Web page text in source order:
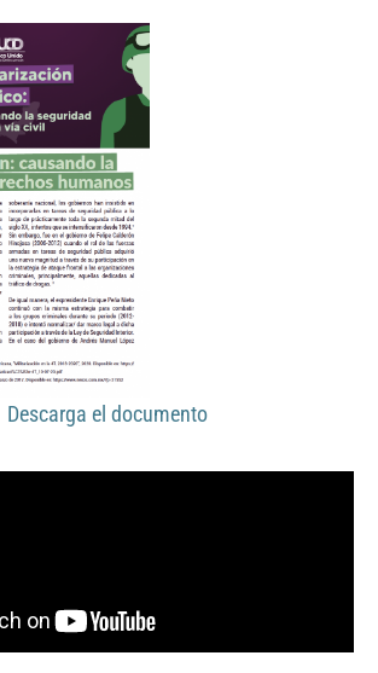
Descarga el documento